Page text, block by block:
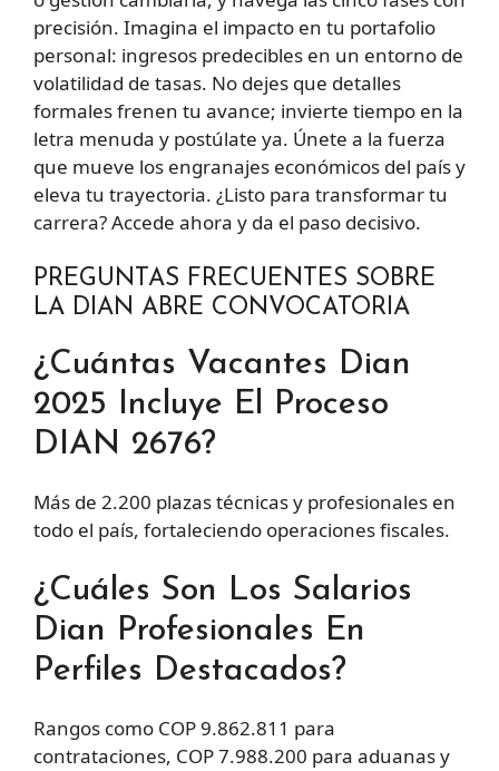
precisión. Imagina el impacto en tu portafolio
personal: ingresos predecibles en un entorno de
volatilidad de tasas. No dejes que detalles
formales frenen tu avance; invierte tiempo en la
letra menuda y postúlate ya. Únete a la fuerza
que mueve los engranajes económicos del país y
eleva tu trayectoria. ¿Listo para transformar tu
carrera? Accede ahora y da el paso decisivo.
PREGUNTAS FRECUENTES SOBRE
LA DIAN ABRE CONVOCATORIA
¿Cuántas Vacantes Dian
2025 Incluye El Proceso
DIAN 2676?
Más de 2.200 plazas técnicas y profesionales en
todo el país, fortaleciendo operaciones fiscales.
¿Cuáles Son Los Salarios
Dian Profesionales En
Perfiles Destacados?
Rangos como COP 9.862.811 para
contrataciones, COP 7.988.200 para aduanas y